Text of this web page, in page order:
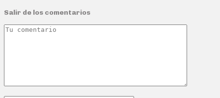
Salir de los comentarios